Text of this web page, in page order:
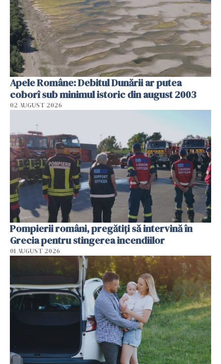
Apele Române: Debitul Dunării ar putea
coborî sub minimul istoric din august 2003
02 AUGUST 2026
Pompierii români, pregătiţi să intervină în
Grecia pentru stingerea incendiilor
01 AUGUST 2026